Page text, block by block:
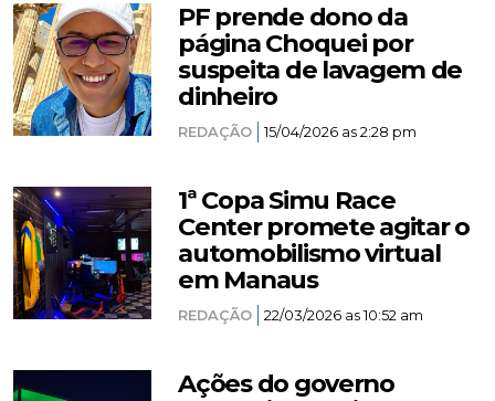
PF prende dono da
página Choquei por
suspeita de lavagem de
dinheiro
REDAÇÃO 15/04/2026 as 2:28 pm
1ª Copa Simu Race
Center promete agitar o
automobilismo virtual
em Manaus
REDAÇÃO 22/03/2026 as 10:52 am
Ações do governo